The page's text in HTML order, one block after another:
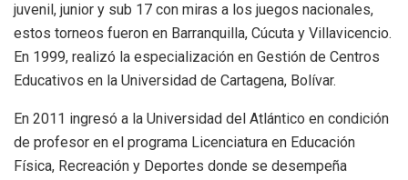
juvenil, junior y sub 17 con miras a los juegos nacionales,
estos torneos fueron en Barranquilla, Cúcuta y Villavicencio.
En 1999, realizó la especialización en Gestión de Centros
Educativos en la Universidad de Cartagena, Bolívar.
En 2011 ingresó a la Universidad del Atlántico en condición
de profesor en el programa Licenciatura en Educación
Física, Recreación y Deportes donde se desempeña